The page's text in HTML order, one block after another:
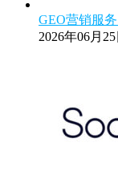
GEO营销服
2026年06月25